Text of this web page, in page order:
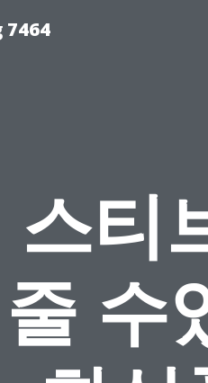
7464
스티
줄 수